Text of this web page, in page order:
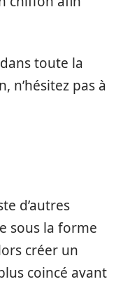
toute la
n’hésitez pas à
d’autres
sous la forme
créer un
coincé avant